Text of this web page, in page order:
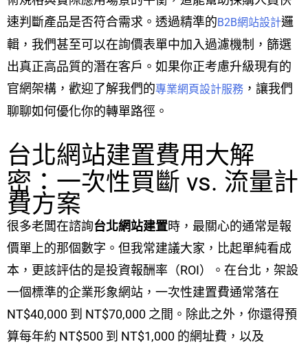
速判斷產品是否符合需求。透過精準的B2B網站設計邏
輯，我們甚至可以在詢價表單中加入過濾機制，篩選
出真正高品質的潛在客戶。如果你正考慮升級現有的
官網架構，歡迎了解我們的專業網頁設計服務 ，讓我們
聊聊如何優化你的轉單路徑。
台北網站建置費用大解
密：一次性買斷 vs. 流量計
費方案
很多老闆在諮詢台北網站建置時，最關心的通常是報
價單上的那個數字。但我常建議大家，比起單純看成
本，更該評估的是投資報酬率（ROI）。在台北，架設
一個標準的企業形象網站，一次性建置費通常落在
NT$40,000 到 NT$70,000 之間。除此之外，你還得預
算每年約 NT$500 到 NT$1,000 的網址費，以及